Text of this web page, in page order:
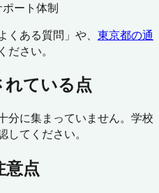
ート体制
ある質問」や、 東京都の通
ださい。
れている点
分に集まっていません。学校
てください。
意点